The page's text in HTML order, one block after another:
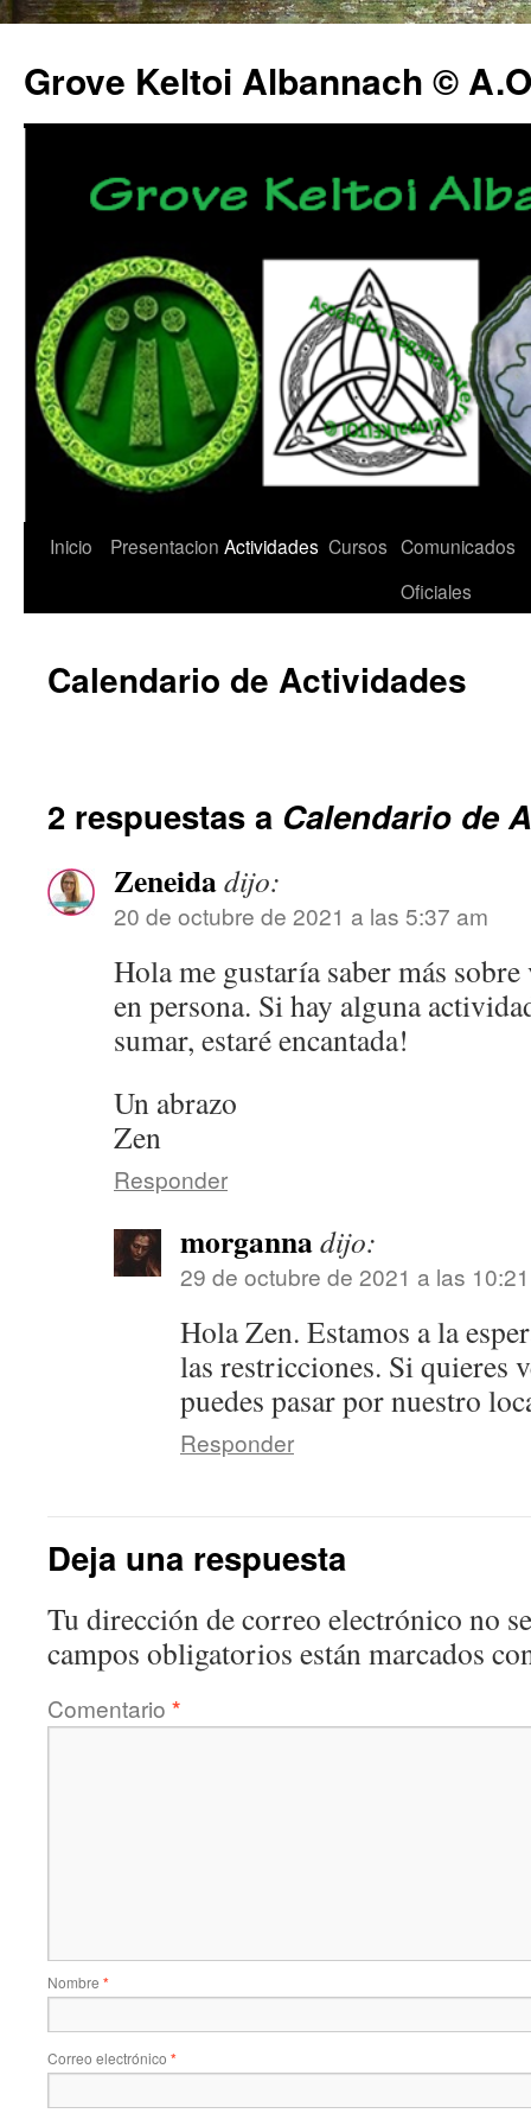
Grove Keltoi Albannach ©
Saltar
Inicio Presentacion Actividades Cursos Comunicados
Oficiales
Calendario de Actividades
2 respuestas a Calendario de
Zeneidadijo:
20 de octubre de 2021 a las 5:37 am
Hola me gustaría saber más
en persona. Si hay alguna
sumar, estaré encantada!
Un abrazo
Zen
Responder
morgannadijo:
29 de octubre de 2021 a las
Hola Zen. Estamos a la
las restricciones. Si quieres
puedes pasar por nuestro
Responder
Deja una respuesta
Tu dirección de correo electrónico no
campos obligatorios están marcados
Comentario *
Nombre *
Correo electrónico *